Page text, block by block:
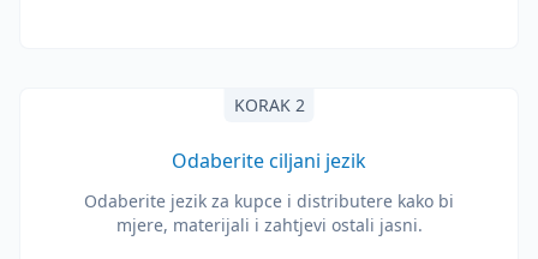
KORAK 2
Odaberite ciljani jezik
Odaberite jezik za kupce i distributere kako bi
mjere, materijali i zahtjevi ostali jasni.